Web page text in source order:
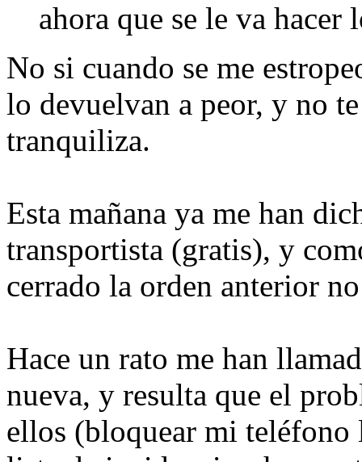
ahora que se le va
No si cuando se me
lo devuelvan a peor, y no
tranquiliza.
Esta mañana ya me han
transportista (gratis), y
cerrado la orden anterior
Hace un rato me han
nueva, y resulta que el
ellos (bloquear mi teléfono